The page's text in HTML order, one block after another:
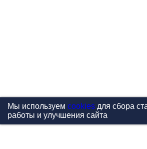
Мы используем cookiesдля сбора
работы и улучшения сайта